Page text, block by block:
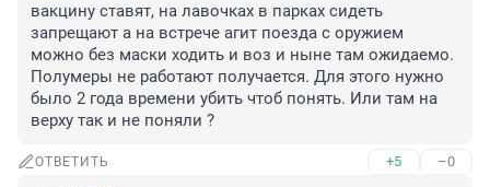
вакцину ставят, на лавочках в парках сидеть
запрещают а на встрече агит поезда с оружием
можно без маски ходить и воз и ныне там ожидаемо.
Полумеры не работают получается. Для этого нужно
было 2 года времени убить чтоб понять. Или там на
верху так и не поняли ?
ОТВЕТИТЬ +5 –0